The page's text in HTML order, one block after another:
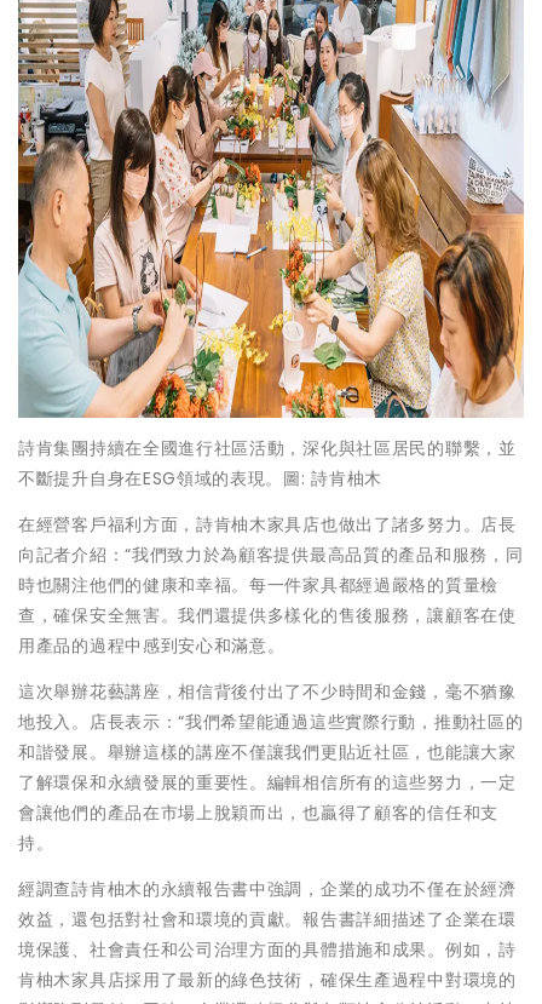
詩肯集團持續在全國進行社區活動，深化與社區居民的聯繫，並
不斷提升自身在ESG領域的表現。圖: 詩肯柚木
在經營客戶福利方面，詩肯柚木家具店也做出了諸多努力。店長
向記者介紹：“我們致力於為顧客提供最高品質的產品和服務，同
時也關注他們的健康和幸福。每一件家具都經過嚴格的質量檢
查，確保安全無害。我們還提供多樣化的售後服務，讓顧客在使
用產品的過程中感到安心和滿意。
這次舉辦花藝講座，相信背後付出了不少時間和金錢，毫不猶豫
地投入。店長表示：“我們希望能通過這些實際行動，推動社區的
和諧發展。舉辦這樣的講座不僅讓我們更貼近社區，也能讓大家
了解環保和永續發展的重要性。編輯相信所有的這些努力，一定
會讓他們的產品在市場上脫穎而出，也贏得了顧客的信任和支
持。
經調查詩肯柚木的永續報告書中強調，企業的成功不僅在於經濟
效益，還包括對社會和環境的貢獻。報告書詳細描述了企業在環
境保護、社會責任和公司治理方面的具體措施和成果。例如，詩
肯柚木家具店採用了最新的綠色技術，確保生產過程中對環境的